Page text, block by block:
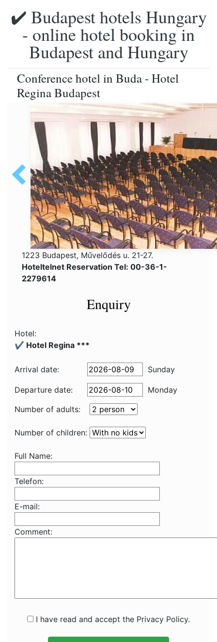
✔️ Budapest hotels Hungary
- online hotel booking in
Budapest and Hungary
Conference hotel in Buda - Hotel
Regina Budapest
1223 Budapest, Művelődés u. 21-27.
Hoteltelnet Reservation Tel: 00-36-1-
2279614
Enquiry
Hotel:
✔️ Hotel Regina ***
Arrival date: Sunday
Departure date:
Monday
Number of adults:
Number of children:
Full Name:
Telefon:
E-mail:
Comment:
I have read and accept the Privacy Policy.